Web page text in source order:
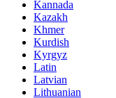
Kannada
Kazakh
Khmer
Kurdish
Kyrgyz
Latin
Latvian
Lithuanian